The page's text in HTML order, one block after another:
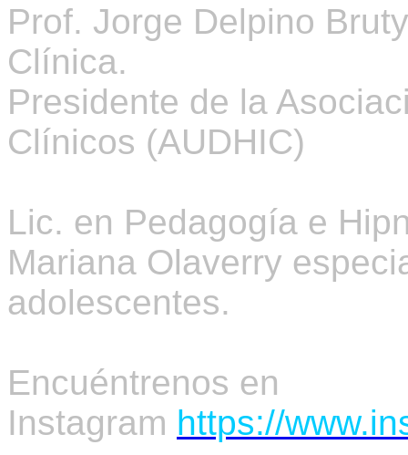
Prof. Jorge Delpino
Clínica.
Presidente de la
Clínicos (AUDHIC)
Lic. en Pedagogía e
Mariana Olaverry
adolescentes.
Encuéntrenos en
Instagram https://